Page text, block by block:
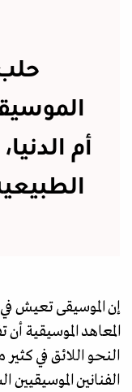
أم
إن الموسيقى تعيش
المعاهد الموسيقية
النحو اللائق في
الفنانين الموسيقيين